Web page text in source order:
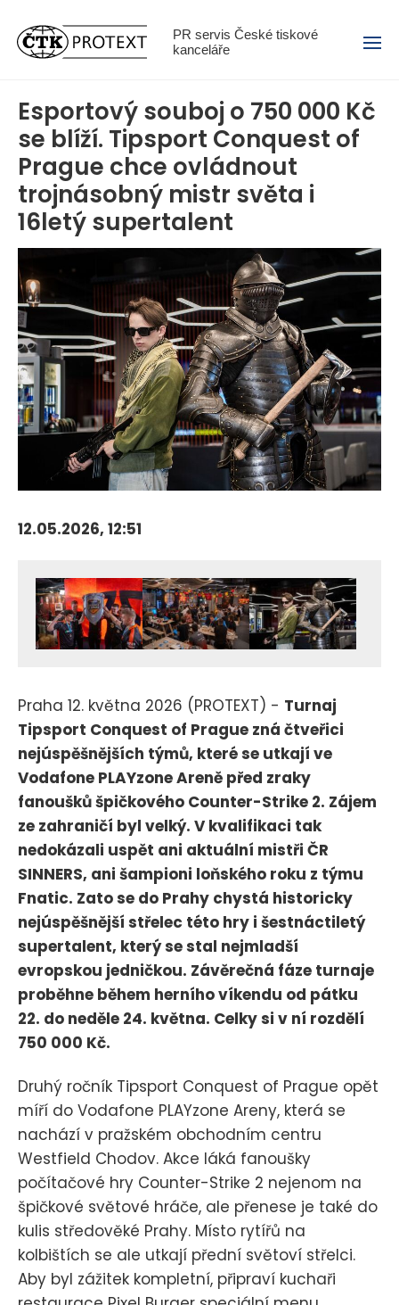
PR servis České tiskové
kanceláře
Menu
Esportový souboj o 750 000 Kč
se blíží. Tipsport Conquest of
Prague chce ovládnout
trojnásobný mistr světa i
16letý supertalent
12.05.2026, 12:51
Praha 12. května 2026 (PROTEXT) - Turnaj
Tipsport Conquest of Prague zná čtveřici
nejúspěšnějších týmů, které se utkají ve
Vodafone PLAYzone Areně před zraky
fanoušků špičkového Counter-Strike 2. Zájem
ze zahraničí byl velký. V kvalifikaci tak
nedokázali uspět ani aktuální mistři ČR
SINNERS, ani šampioni loňského roku z týmu
Fnatic. Zato se do Prahy chystá historicky
nejúspěšnější střelec této hry i šestnáctiletý
supertalent, který se stal nejmladší
evropskou jedničkou. Závěrečná fáze turnaje
proběhne během herního víkendu od pátku
22. do neděle 24. května. Celky si v ní rozdělí
750 000 Kč.
Druhý ročník Tipsport Conquest of Prague opět
míří do Vodafone PLAYzone Areny, která se
nachází v pražském obchodním centru
Westfield Chodov. Akce láká fanoušky
počítačové hry Counter-Strike 2 nejenom na
špičkové světové hráče, ale přenese je také do
kulis středověké Prahy. Místo rytířů na
kolbištích se ale utkají přední světoví střelci.
Aby byl zážitek kompletní, připraví kuchaři